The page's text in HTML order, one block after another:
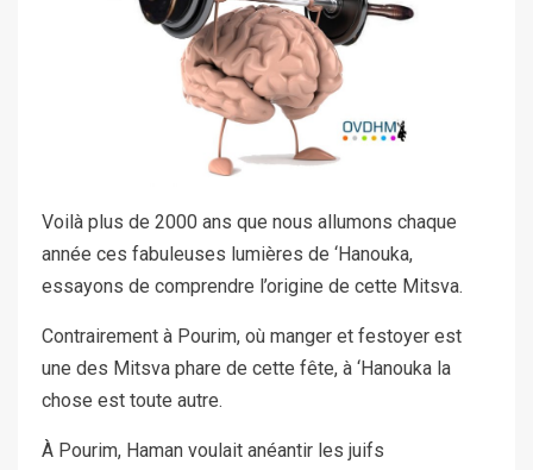
Voilà plus de 2000 ans que nous allumons chaque
année ces fabuleuses lumières de ‘Hanouka,
essayons de comprendre l’origine de cette Mitsva.
Contrairement à Pourim, où manger et festoyer est
une des Mitsva phare de cette fête, à ‘Hanouka la
chose est toute autre.
À Pourim, Haman voulait anéantir les juifs